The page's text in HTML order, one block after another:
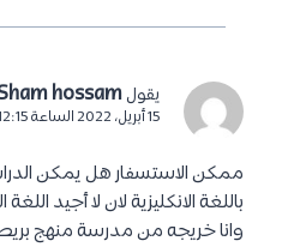
يقولhossam
15 أبريل، 2022 الساعة 12:15 ص
ممكن الاستسفار هل يمكن
باللغة الانكليزية لان لا أجيد اللغة
وانا خريجه من مدرسة منهج